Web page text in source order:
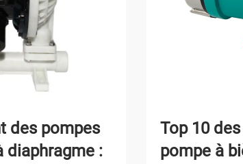
des pompes
diaphragme :
Top 10
pompe à